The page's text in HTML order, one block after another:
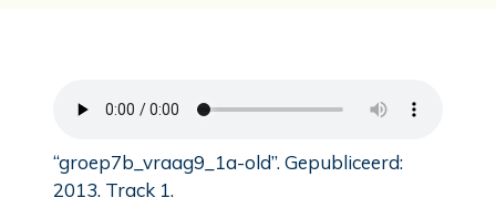
“groep7b_vraag9_1a-old”. Gepubliceerd:
2013. Track 1.